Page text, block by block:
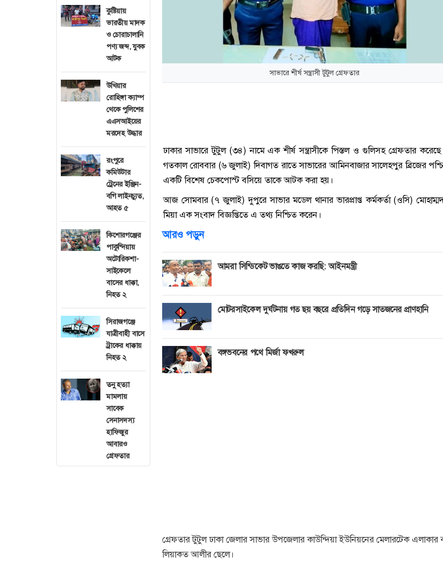
কুষ্টিয়ায়
ভারতীয় মাদক
ও চোরাচালানি
পণ্য জব্দ, যুবক
আটক
উখিয়ার
রোহিঙ্গা ক্যাম্প
থেকে পুলিশের
এএসআইয়ের
মরদেহ উদ্ধার
রংপুরে
কমিউটার
ট্রেনের ইঞ্জিন-
বগি লাইনচ্যুত,
আহত ৫
কিশোরগঞ্জের
পাকুন্দিয়ায়
অটোরিকশা-
সাইকেলে
বাসের ধাক্কা,
নিহত ২
সিরাজগঞ্জে
যাত্রীবাহী বাসে
ট্রাকের ধাক্কায়
নিহত ২
তনু হত্যা
মামলায়
সাবেক
সেনাসদস্য
হাফিজুর
আবারও
গ্রেফতার
সাভারে শীর্ষ সন্ত্রাসী টুটুল গ্রেফতার
ঢাকার সাভারে টুটুল (৩৪) নামে এক শীর্ষ সন্ত্রাসীকে পিস্তল ও গুলিসহ গ্রেফতার
গতকাল রোববার (৬ জুলাই) দিবাগত রাতে সাভারের আমিনবাজার সালেহপুর ব্রিজের
একটি বিশেষ চেকপোস্ট বসিয়ে তাকে আটক করা হয়।
আজ সোমবার (৭ জুলাই) দুপুরে সাভার মডেল থানার ভারপ্রাপ্ত কর্মকর্তা (ওসি)
মিয়া এক সংবাদ বিজ্ঞপ্তিতে এ তথ্য নিশ্চিত করেন।
আরও পড়ুন
আমরা সিন্ডিকেট ভাঙতে কাজ করছি: আইনমন্ত্রী
মোটরসাইকেল দুর্ঘটনায় গত ছয় বছরে প্রতিদিন গড়ে সাতজনের প্রাণহানি
বঙ্গভবনের পথে মির্জা ফখরুল
গ্রেফতার টুটুল ঢাকা জেলার সাভার উপজেলার কাউন্দিয়া ইউনিয়নের মেলারটেক এলাকার
লিয়াকত আলীর ছেলে।